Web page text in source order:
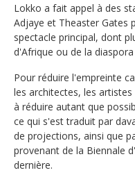
Lokko a fait appel à des
Adjaye et Theaster Gates
spectacle principal, dont
d'Afrique ou de la
Pour réduire l'empreinte
les architectes, les
à réduire autant que
ce qui s'est traduit par
de projections, ainsi que
provenant de la Biennale
dernière.